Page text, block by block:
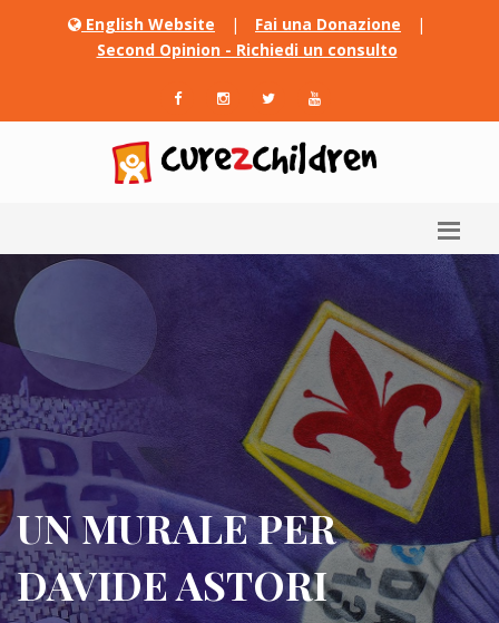
English Website | Fai una Donazione
|
Second Opinion - Richiedi un consulto
UN MURALE PER
DAVIDE ASTORI